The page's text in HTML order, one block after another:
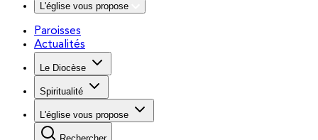
L'église vous propose
Paroisses
Actualités
Le Diocèse
Spiritualité
L'église vous propose